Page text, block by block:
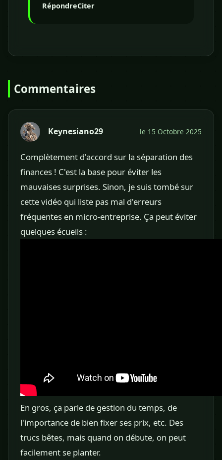
RépondreCiter
Commentaires
Keynesiano29 le 15 Octobre 2025
Complètement d'accord sur la séparation des
finances ! C'est la base pour éviter les
mauvaises surprises. Sinon, je suis tombé sur
cette vidéo qui liste pas mal d'erreurs
fréquentes en micro-entreprise. Ça peut éviter
quelques écueils :
En gros, ça parle de gestion du temps, de
l'importance de bien fixer ses prix, etc. Des
trucs bêtes, mais quand on débute, on peut
facilement se planter.